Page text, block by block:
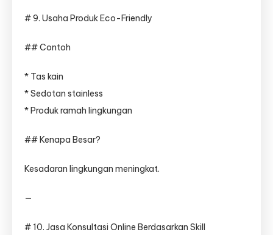
# 9. Usaha Produk Eco-Friendly
## Contoh
* Tas kain
* Sedotan stainless
* Produk ramah lingkungan
## Kenapa Besar?
Kesadaran lingkungan meningkat.
—
# 10. Jasa Konsultasi Online Berdasarkan Skill